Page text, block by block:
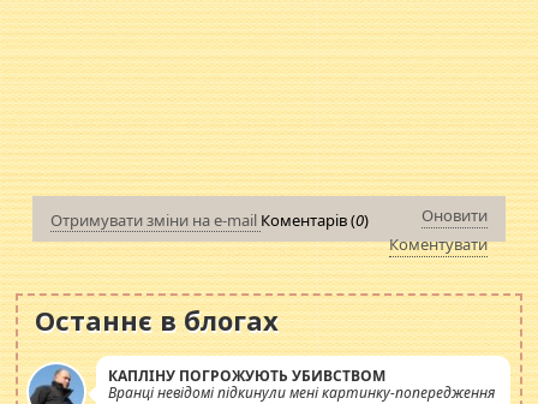
Отримувати зміни на e-mail Коментарів (0)
Оновити
Коментувати
Останнє в блогах
КАПЛІНУ ПОГРОЖУЮТЬ УБИВСТВОМ
Вранці невідомі підкинули мені картинку-попередження